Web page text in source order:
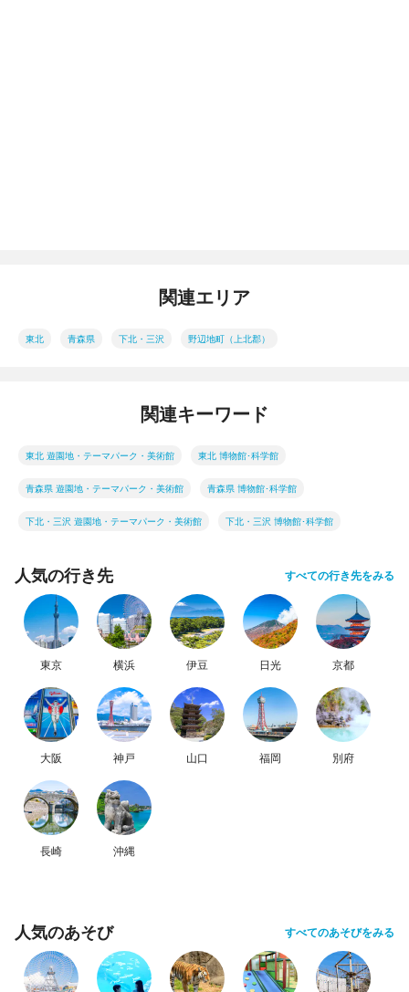
関連エリア
東北 青森県 下北・三沢 野辺地町（上北郡）
関連キーワード
東北 遊園地・テーマパーク・美術館 東北 博物館･科学館
青森県 遊園地・テーマパーク・美術館 青森県 博物館･科学館
下北・三沢 遊園地・テーマパーク・美術館 下北・三沢 博物館･科学館
人気の行き先 すべての行き先をみる
東京 横浜 伊豆 日光 京都
大阪 神戸 山口 福岡 別府
長崎 沖縄
人気のあそび すべてのあそびをみる